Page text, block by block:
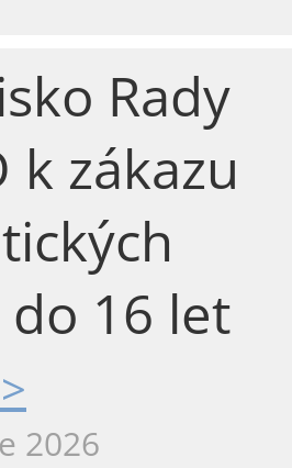
Rady
k zákazu
16 let
2026